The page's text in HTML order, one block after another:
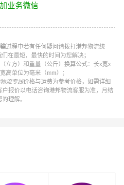
业务微信
过程中若有任何疑问请拨打 港邦物流统一
们在最短，最快的时间为您解决；
立方）和重量（公斤）换算公式：长x宽x
高单位为毫米（mm）；
流专线价格与运费为参考价格，如需详细
户报价以电话咨询港邦物流客服为准，月结
理解。